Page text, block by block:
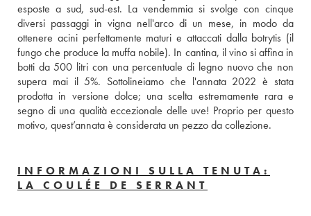
esposte a sud, sud-est. La vendemmia si svolge con cinque
diversi passaggi in vigna nell'arco di un mese, in modo da
ottenere acini perfettamente maturi e attaccati dalla botrytis (il
fungo che produce la muffa nobile). In cantina, il vino si affina in
botti da 500 litri con una percentuale di legno nuovo che non
supera mai il 5%. Sottolineiamo che l'annata 2022 è stata
prodotta in versione dolce; una scelta estremamente rara e
segno di una qualità eccezionale delle uve! Proprio per questo
motivo, quest’annata è considerata un pezzo da collezione.
INFORMAZIONI SULLA TENUTA:
LA COULÉE DE SERRANT